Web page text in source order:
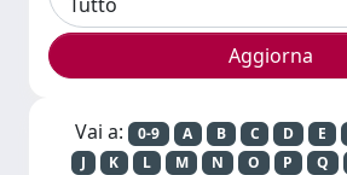
Vai a: 0-9 A B C D E
J
K L M N O P Q